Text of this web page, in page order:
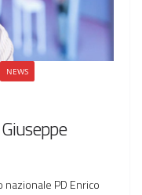
NEWS
PD Enrico